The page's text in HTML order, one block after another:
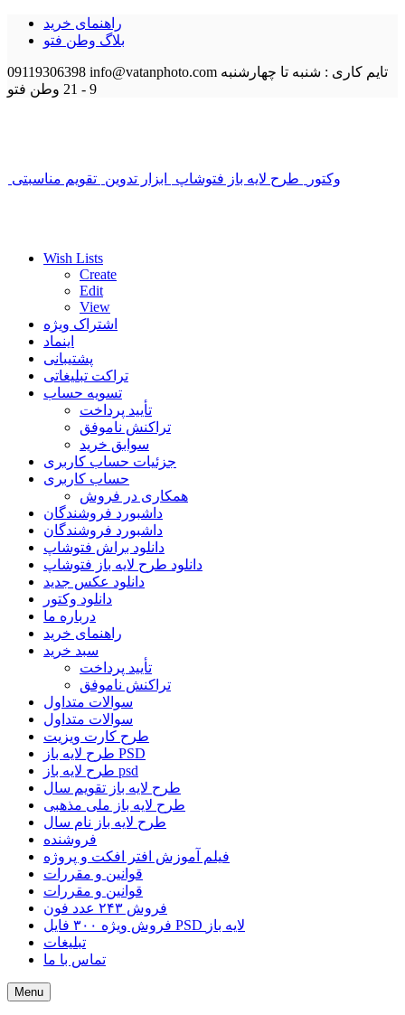
راهنمای خرید
بلاگ وطن فتو
09119306398 info@vatanphoto.com تایم کاری : شنبه تا چهارشنبه
9 - 21
وطن فتو
وکتور طرح لایه باز فتوشاپ ابزار تدوین تقویم مناسبتی
Wish Lists
Create
Edit
View
اشتراک ویژه
اینماد
پشتیبانی
تراکت تبلیغاتی
تسویه حساب
تأیید پرداخت
تراکنش ناموفق
سوابق خرید
جزئیات حساب کاربری
حساب کاربری
همکاری در فروش
داشبورد فروشندگان
داشبورد فروشندگان
دانلود براش فتوشاپ
دانلود طرح لایه باز فتوشاپ
دانلود عکس جدید
دانلود وکتور
درباره ما
راهنمای خرید
سبد خرید
تأیید پرداخت
تراکنش ناموفق
سوالات متداول
سوالات متداول
طرح کارت ویزیت
طرح لایه باز PSD
طرح لایه باز psd
طرح لایه باز تقویم سال
طرح لایه باز ملی مذهبی
طرح لایه باز نام سال
فروشنده
فیلم آموزش افتر افکت و پروژه
قوانین و مقررات
قوانین و مقررات
فروش ۲۴۳ عدد فون
فروش ویژه ۳۰۰ فایل PSD لایه باز
تبلیغات
تماس با ما
Menu